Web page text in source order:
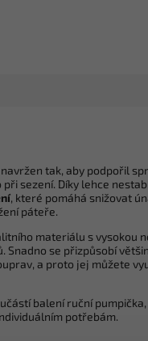
tak, aby podpořil
sezení. Díky lehce
, které pomáhá snižovat
páteře.
materiálu s vysokou
Snadno se přizpůsobí
a proto jej můžete
balení ruční
potřebám.